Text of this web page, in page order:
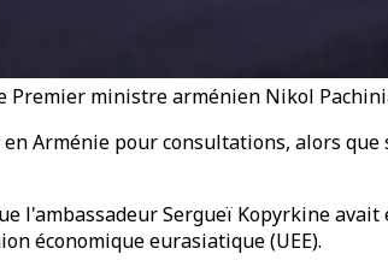
ministre arménien Nikol
Arménie pour consultations, alors
l'ambassadeur Sergueï Kopyrkine
économique eurasiatique (UEE).